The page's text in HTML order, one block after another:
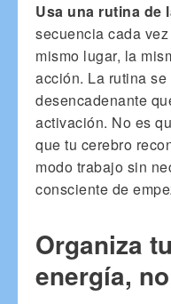
Usa una rutina de
secuencia cada
mismo lugar, la
acción. La rutina
desencadenante
activación. No es
que tu cerebro
modo trabajo sin
consciente de
Organiza
energía,